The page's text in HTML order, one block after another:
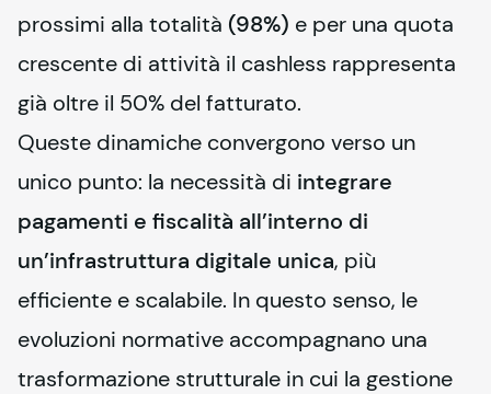
prossimi alla totalità (98%) e per una quota
crescente di attività il cashless rappresenta
già oltre il 50% del fatturato.
Queste dinamiche convergono verso un
unico punto: la necessità di integrare
pagamenti e fiscalità all’interno di
un’infrastruttura digitale unica, più
efficiente e scalabile. In questo senso, le
evoluzioni normative accompagnano una
trasformazione strutturale in cui la gestione